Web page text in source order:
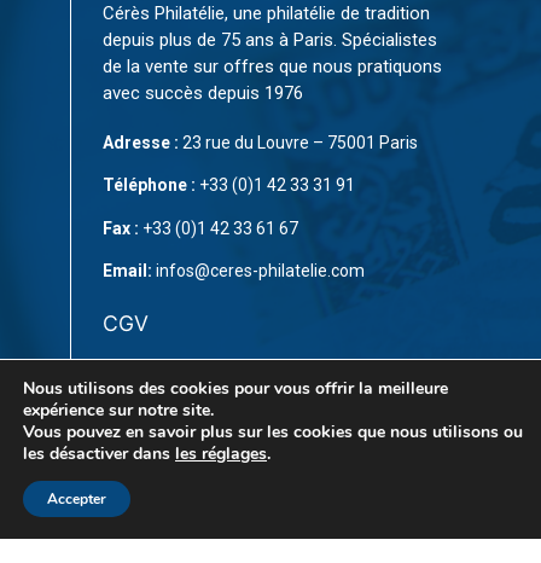
Cérès Philatélie, une philatélie de tradition
depuis plus de 75 ans à Paris. Spécialistes
de la vente sur offres que nous pratiquons
avec succès depuis 1976
Adresse : 23 rue du Louvre – 75001 Paris
Téléphone : +33 (0)1 42 33 31 91
Fax : +33 (0)1 42 33 61 67
Email: infos@ceres-philatelie.com
CGV
Contact
Nous utilisons des cookies pour vous offrir la meilleure
expérience sur notre site.
Vous pouvez en savoir plus sur les cookies que nous utilisons ou
les désactiver dans les réglages.
Accepter